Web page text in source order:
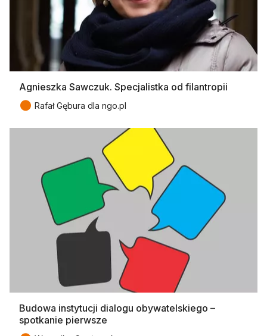
Agnieszka Sawczuk. Specjalistka od filantropii
● Rafał Gębura dla ngo.pl
Budowa instytucji dialogu obywatelskiego –
spotkanie pierwsze